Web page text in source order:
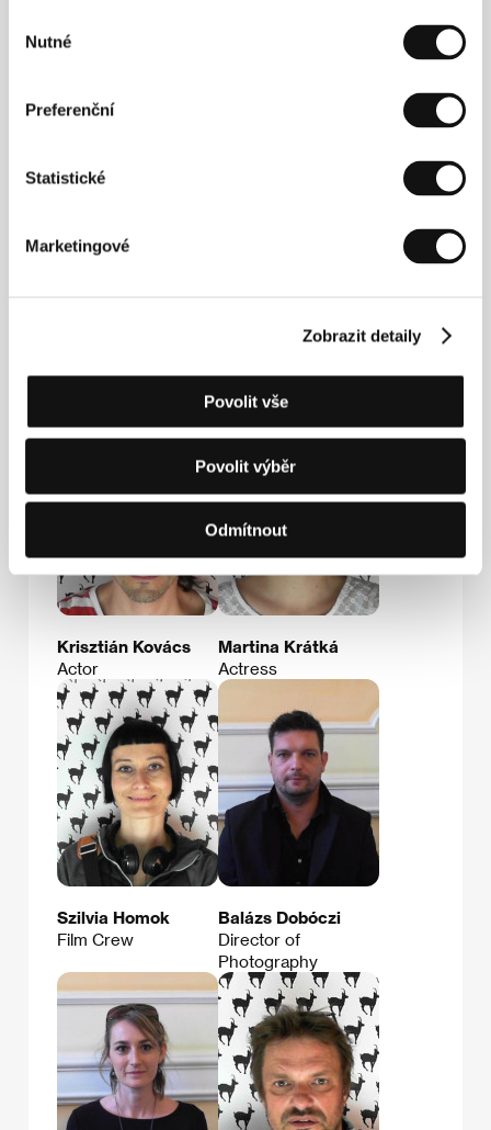
souhlasu
Nutné
Preferenční
Statistické
Marketingové
Zobrazit detaily
Povolit vše
Povolit výběr
Odmítnout
Gyula Nemes
Jiří Konečný
Eike Goreczka
Producer
Krisztián Kovács
Actor
Martina Krátká
Actress
Szilvia Homok
Film Crew
Balázs Dobóczi
Director of
Photography